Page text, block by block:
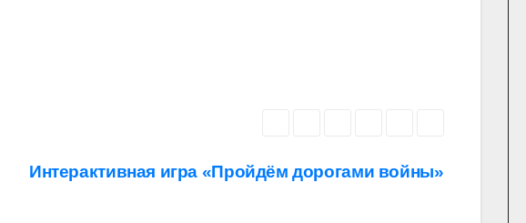
Интерактивная игра «Пройдём дорогами войны»